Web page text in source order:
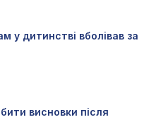
у дитинстві вболівав за
висновки після